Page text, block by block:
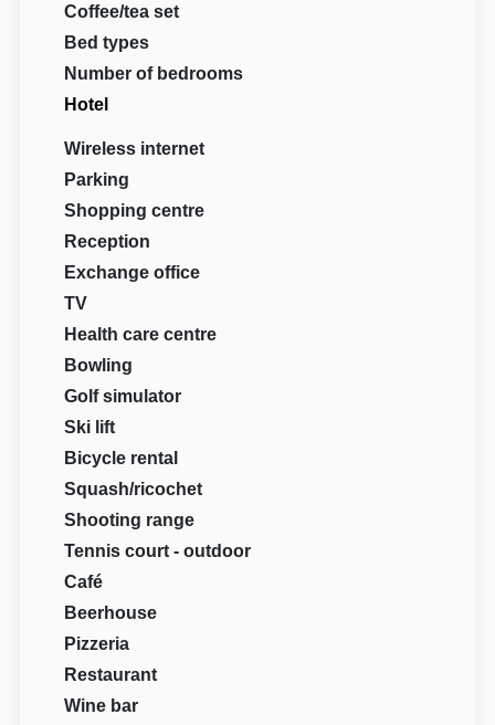
Coffee/tea set
Bed types
Number of bedrooms
Hotel
Wireless internet
Parking
Shopping centre
Reception
Exchange office
TV
Health care centre
Bowling
Golf simulator
Ski lift
Bicycle rental
Squash/ricochet
Shooting range
Tennis court - outdoor
Café
Beerhouse
Pizzeria
Restaurant
Wine bar